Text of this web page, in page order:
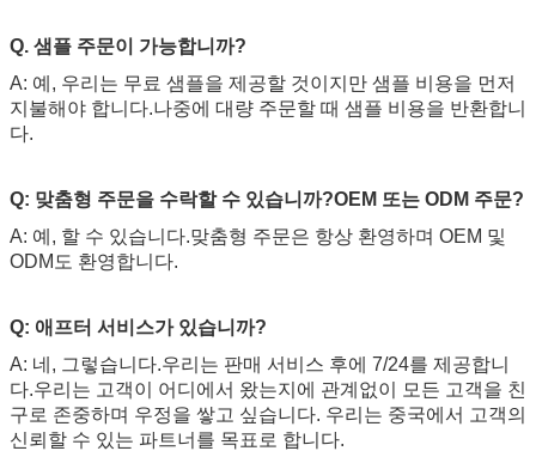
Q. 샘플 주문이 가능합니까?
A: 예, 우리는 무료 샘플을 제공할 것이지만 샘플 비용을 먼저
지불해야 합니다.나중에 대량 주문할 때 샘플 비용을 반환합니
다.
Q: 맞춤형 주문을 수락할 수 있습니까?OEM 또는 ODM 주문?
A: 예, 할 수 있습니다.맞춤형 주문은 항상 환영하며 OEM 및
ODM도 환영합니다.
Q: 애프터 서비스가 있습니까?
A: 네, 그렇습니다.우리는 판매 서비스 후에 7/24를 제공합니
다.우리는 고객이 어디에서 왔는지에 관계없이 모든 고객을 친
구로 존중하며 우정을 쌓고 싶습니다. 우리는 중국에서 고객의
신뢰할 수 있는 파트너를 목표로 합니다.